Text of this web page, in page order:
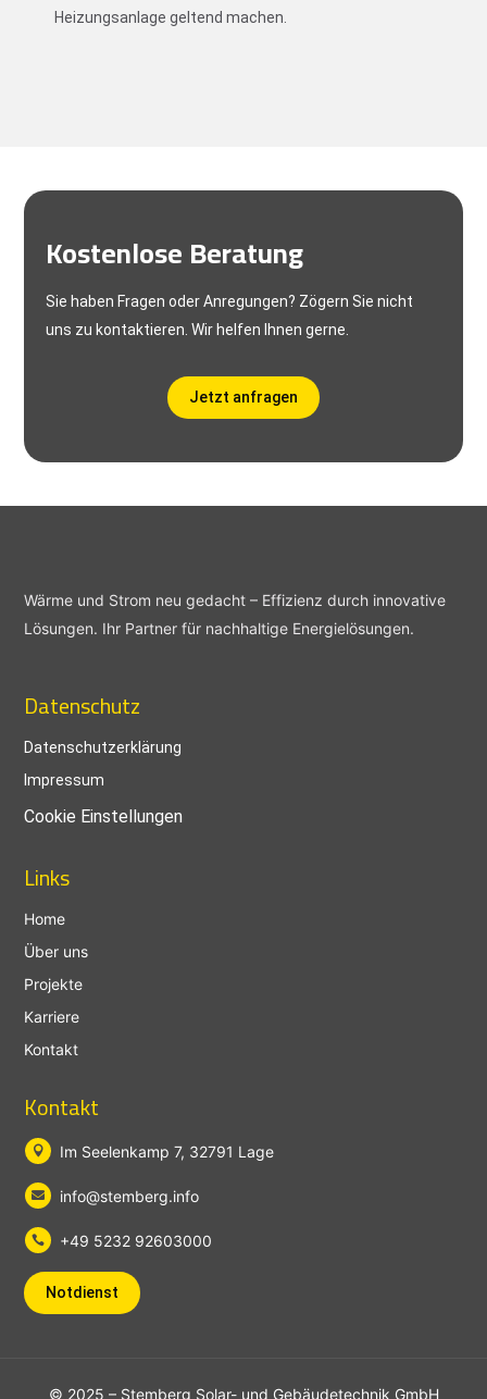
Heizungsanlage geltend machen.
Kostenlose Beratung
Sie haben Fragen oder Anregungen? Zögern Sie nicht
uns zu kontaktieren. Wir helfen Ihnen gerne.
Jetzt anfragen
Wärme und Strom neu gedacht – Effizienz durch innovative
Lösungen. Ihr Partner für nachhaltige Energielösungen.
Datenschutz
Datenschutzerklärung
Impressum
Cookie Einstellungen
Links
Home
Über uns
Projekte
Karriere
Kontakt
Kontakt
 Im Seelenkamp 7, 32791 Lage
 info@stemberg.info
 +49 5232 92603000
Notdienst
© 2025 – Stemberg Solar- und Gebäudetechnik GmbH